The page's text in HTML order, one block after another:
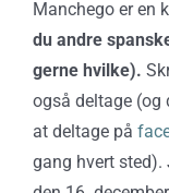
Manchego er en
du andre
gerne hvilke).
også deltage (og
at deltage på
gang hvert